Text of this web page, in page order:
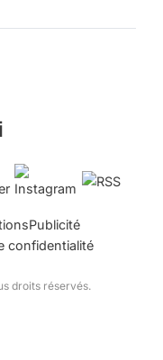
Publicité
confidentialité
droits réservés.